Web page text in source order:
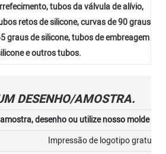
tubos da válvula de alívio,
retos de silicone, curvas de 90 graus
graus de silicone, tubos de embreagem
e outros tubos.
DESENHO/AMOSTRA.
desenho ou utilize nosso molde ou
Impressão de logotipo gratuita